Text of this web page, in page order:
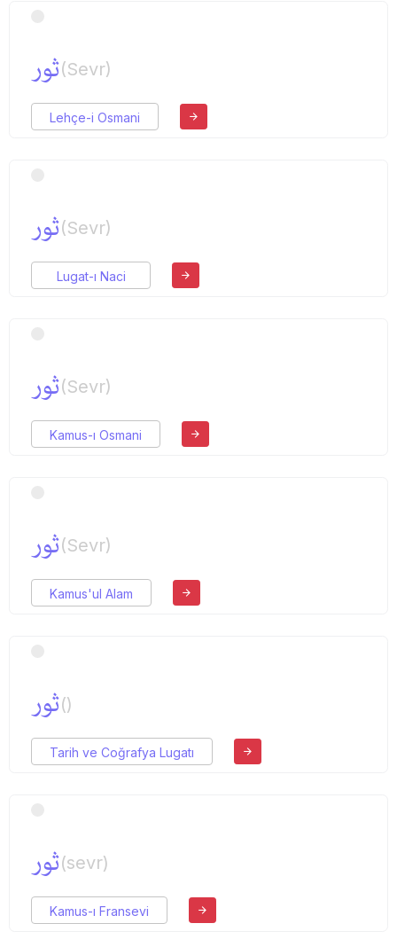
ثور(Sevr)
Lehçe-i Osmani
ثور(Sevr)
Lugat-ı Naci
ثور(Sevr)
Kamus-ı Osmani
ثور(Sevr)
Kamus'ul Alam
ثور()
Tarih ve Coğrafya Lugatı
ثور(sevr)
Kamus-ı Fransevi